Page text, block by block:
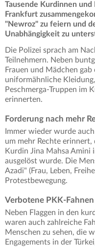
Tausende Kurdinnen und
Frankfurt
"Newroz" zu feiern und
Unabhängigkeit zu
Die Polizei sprach am
Teilnehmern. Neben
Frauen und Mädchen gab
uniformähnliche
Peschmerga-Truppen im
erinnerten.
Forderung nach mehr
Immer wieder wurde
um mehr Rechte erinnert,
Kurdin Jina Mahsa Amini
ausgelöst wurde. Die
Azadi" (Frau, Leben,
Protestbewegung.
Verbotene PKK-
Neben Flaggen in den
waren auch zahlreiche
Menschen zu sehen, die
Engagements in der